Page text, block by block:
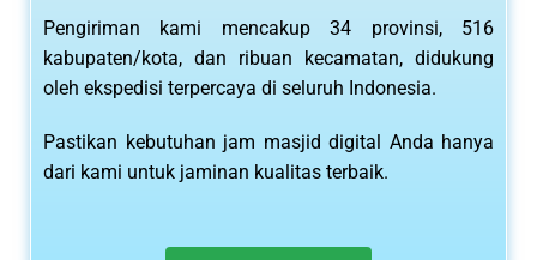
Pengiriman kami mencakup 34 provinsi, 516
kabupaten/kota, dan ribuan kecamatan, didukung
oleh ekspedisi terpercaya di seluruh Indonesia.
Pastikan kebutuhan jam masjid digital Anda hanya
dari kami untuk jaminan kualitas terbaik.